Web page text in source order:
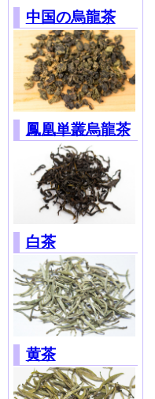
中国の烏龍茶
鳳凰単叢烏龍茶
白茶
黄茶